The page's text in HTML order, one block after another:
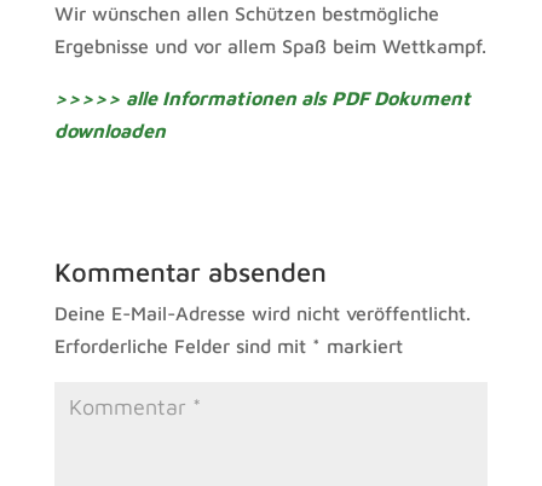
Wir wünschen allen Schützen bestmögliche
Ergebnisse und vor allem Spaß beim Wettkampf.
>>>>> alle Informationen als PDF Dokument
downloaden
Kommentar absenden
Deine E-Mail-Adresse wird nicht veröffentlicht.
Erforderliche Felder sind mit * markiert